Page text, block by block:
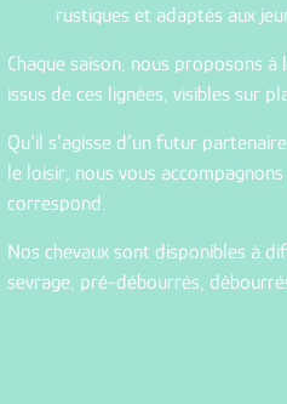
rustiques et adaptés aux
Chaque saison, nous proposons
issus de ces lignées, visibles sur
Qu’il s’agisse d’un futur
le loisir, nous vous
correspond.
Nos chevaux sont disponibles à
sevrage, pré-débourrés,